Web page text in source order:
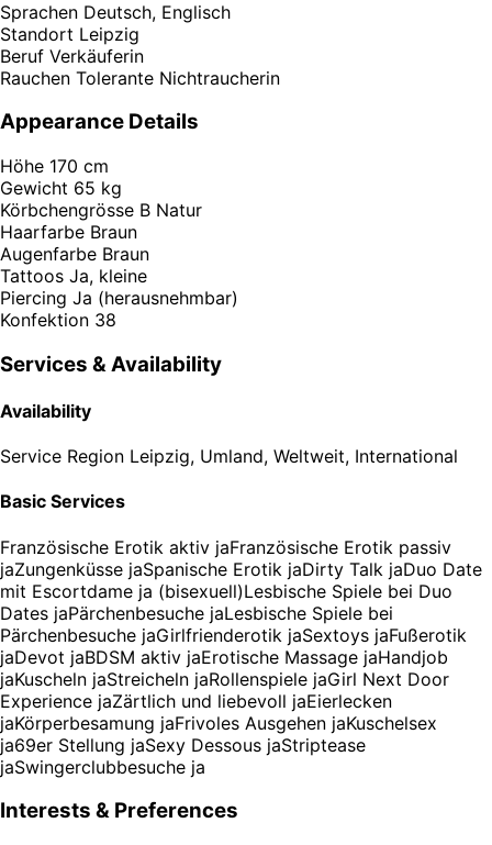
Sprachen Deutsch, Englisch
Standort Leipzig
Beruf Verkäuferin
Rauchen Tolerante Nichtraucherin
Appearance Details
Höhe 170 cm
Gewicht 65 kg
Körbchengrösse B Natur
Haarfarbe Braun
Augenfarbe Braun
Tattoos Ja, kleine
Piercing Ja (herausnehmbar)
Konfektion 38
Services & Availability
Availability
Service Region Leipzig, Umland, Weltweit, International
Basic Services
Französische Erotik aktiv jaFranzösische Erotik passiv
jaZungenküsse jaSpanische Erotik jaDirty Talk jaDuo Date
mit Escortdame ja (bisexuell)Lesbische Spiele bei Duo
Dates jaPärchenbesuche jaLesbische Spiele bei
Pärchenbesuche jaGirlfrienderotik jaSextoys jaFußerotik
jaDevot jaBDSM aktiv jaErotische Massage jaHandjob
jaKuscheln jaStreicheln jaRollenspiele jaGirl Next Door
Experience jaZärtlich und liebevoll jaEierlecken
jaKörperbesamung jaFrivoles Ausgehen jaKuschelsex
ja69er Stellung jaSexy Dessous jaStriptease
jaSwingerclubbesuche ja
Interests & Preferences